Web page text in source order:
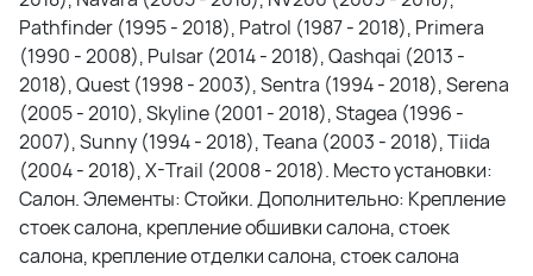
Pathfinder (1995 - 2018), Patrol (1987 - 2018), Primera
(1990 - 2008), Pulsar (2014 - 2018), Qashqai (2013 -
2018), Quest (1998 - 2003), Sentra (1994 - 2018), Serena
(2005 - 2010), Skyline (2001 - 2018), Stagea (1996 -
2007), Sunny (1994 - 2018), Teana (2003 - 2018), Tiida
(2004 - 2018), X-Trail (2008 - 2018). Место установки:
Салон. Элементы: Стойки. Дополнительно: Крепление
стоек салона, крепление обшивки салона, стоек
салона, крепление отделки салона, стоек салона